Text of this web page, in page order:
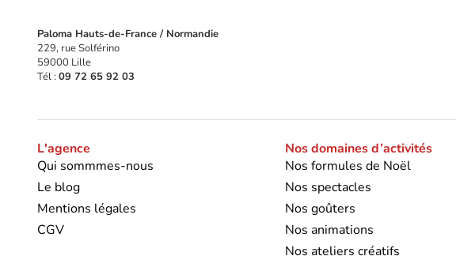
Paloma Hauts-de-France / Normandie
229, rue Solférino
59000 Lille
Tél : 09 72 65 92 03
L'agence
Qui sommmes-nous
Le blog
Mentions légales
CGV
Nos domaines d’activités
Nos formules de Noël
Nos spectacles
Nos goûters
Nos animations
Nos ateliers créatifs